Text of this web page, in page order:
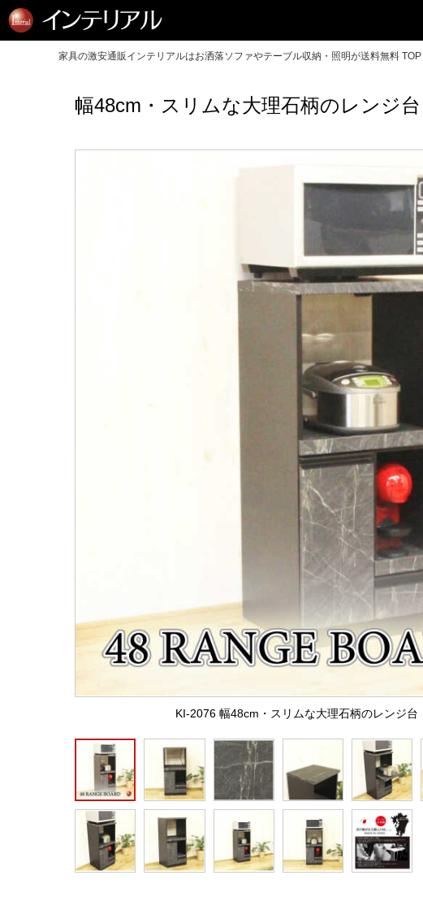
家具の激安通販インテリアルはお洒落ソファやテーブル収納・照明が送料無料 TOP
幅48cm・スリムな大理石柄のレンジ台
KI-2076 幅48cm・スリムな大理石柄のレンジ台